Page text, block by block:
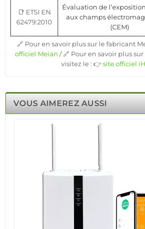
📑 ETSI EN
62479:2010
Évaluation de
aux champs
(CEM)
🔗 Pour en savoir plus sur le fabricant
officiel Meian / 🔗 Pour en savoir plus
visitez le : 👉site officiel
VOUS AIMEREZ AUSSI